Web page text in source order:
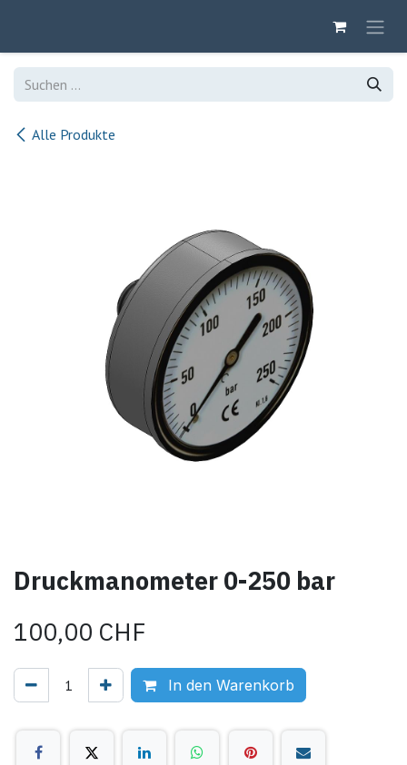
Alle Produkte
Druckmanometer 0-250 bar
100,00 CHF
In den Warenkorb